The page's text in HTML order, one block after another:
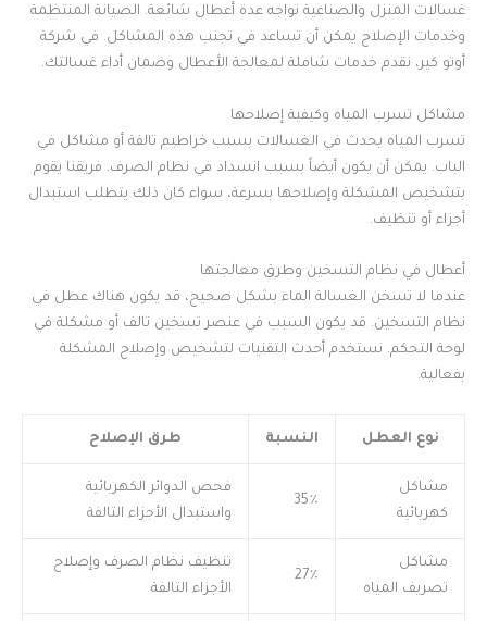
غسالات المنزل والصناعية تواجه عدة أعطال شائعة. الصيانة المنتظمة
وخدمات الإصلاح يمكن أن تساعد في تجنب هذه المشاكل. في شركة
أوتو كير، نقدم خدمات شاملة لمعالجة الأعطال وضمان أداء غسالتك.
مشاكل تسرب المياه وكيفية إصلاحها
تسرب المياه يحدث في الغسالات بسبب خراطيم تالفة أو مشاكل في
الباب. يمكن أن يكون أيضاً بسبب انسداد في نظام الصرف. فريقنا يقوم
بتشخيص المشكلة وإصلاحها بسرعة، سواء كان ذلك يتطلب استبدال
أجزاء أو تنظيف.
أعطال في نظام التسخين وطرق معالجتها
عندما لا تسخن الغسالة الماء بشكل صحيح، قد يكون هناك عطل في
نظام التسخين. قد يكون السبب في عنصر تسخين تالف أو مشكلة في
لوحة التحكم. نستخدم أحدث التقنيات لتشخيص وإصلاح المشكلة
بفعالية.
نوع العطل النسبة طرق الإصلاح
مشاكل
كهربائية
35٪
فحص الدوائر الكهربائية
واستبدال الأجزاء التالفة
مشاكل
تصريف المياه
27٪
تنظيف نظام الصرف وإصلاح
الأجزاء التالفة